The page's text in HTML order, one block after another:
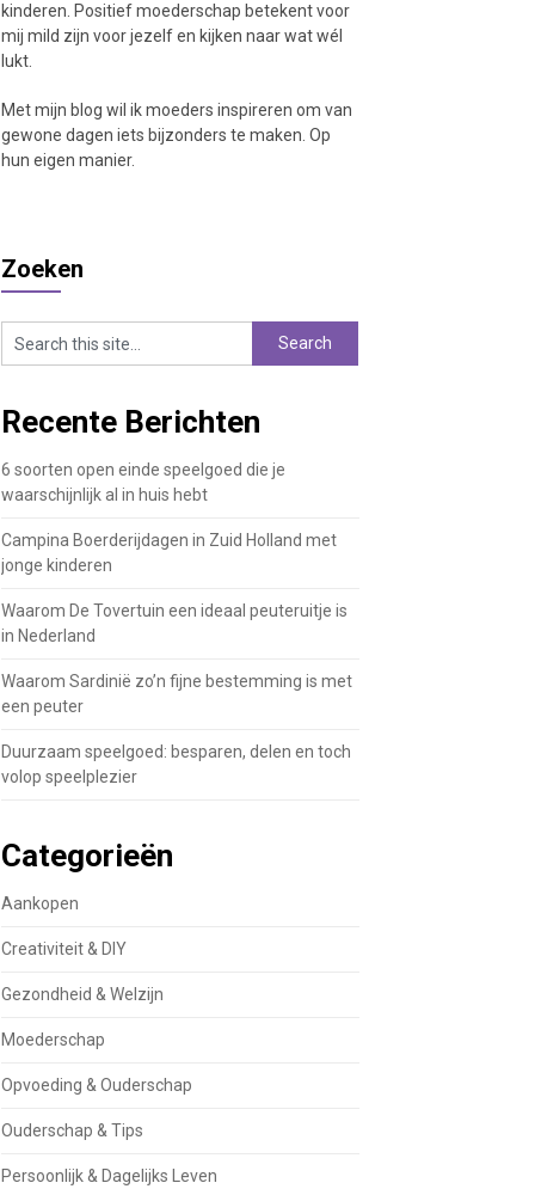
kinderen. Positief moederschap betekent voor
mij mild zijn voor jezelf en kijken naar wat wél
lukt.
Met mijn blog wil ik moeders inspireren om van
gewone dagen iets bijzonders te maken. Op
hun eigen manier.
Zoeken
Recente Berichten
6 soorten open einde speelgoed die je
waarschijnlijk al in huis hebt
Campina Boerderijdagen in Zuid Holland met
jonge kinderen
Waarom De Tovertuin een ideaal peuteruitje is
in Nederland
Waarom Sardinië zo’n fijne bestemming is met
een peuter
Duurzaam speelgoed: besparen, delen en toch
volop speelplezier
Categorieën
Aankopen
Creativiteit & DIY
Gezondheid & Welzijn
Moederschap
Opvoeding & Ouderschap
Ouderschap & Tips
Persoonlijk & Dagelijks Leven